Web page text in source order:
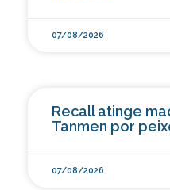
07/08/2026
Recall atinge
Tanmen por
07/08/2026